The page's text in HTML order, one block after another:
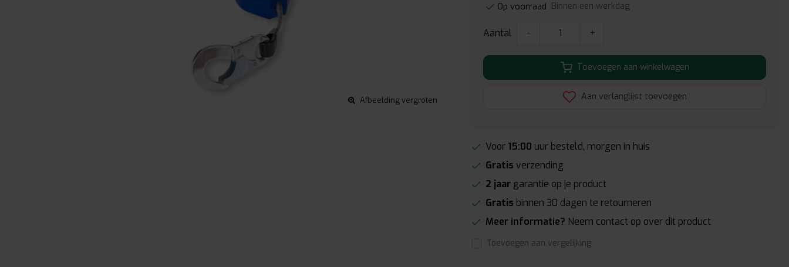
Afbeelding vergroten
Op voorraad Binnen een werkdag
Aantal - +
Toevoegen aan winkelwagen
Aan verlanglijst toevoegen
Voor 15:00 uur besteld, morgen in huis
Gratis verzending
2 jaar garantie op je product
Gratis binnen 30 dagen te retourneren
Meer informatie? Neem contact op over dit product
Toevoegen aan vergelijking